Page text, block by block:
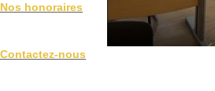
Nos honoraires
Contactez-nous